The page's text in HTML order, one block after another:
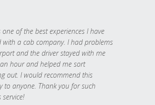
one of the best experiences I have
with a cab company. I had problems
and the driver stayed with me
hour and helped me sort
out. I would recommend this
to anyone. Thank you for such